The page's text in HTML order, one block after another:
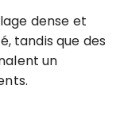
dense et
tandis que des
un